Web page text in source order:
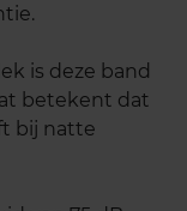
is deze band
betekent dat
bij natte